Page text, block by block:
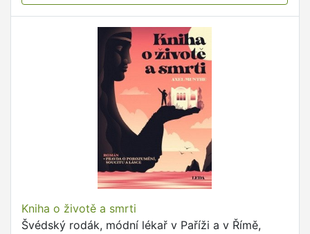
Kniha o životě a smrti
Švédský rodák, módní lékař v Paříži a v Římě,